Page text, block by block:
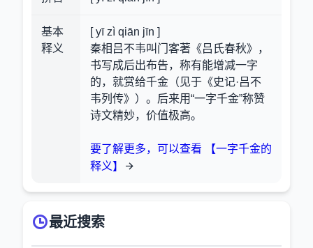
基本
释义
[ yī zì qiān jīn ]
秦相吕不韦叫门客著《吕氏春秋》，
书写成后出布告，称有能增减一字
的，就赏给千金（见于《史记·吕不
韦列传》）。后来用“一字千金”称赞
诗文精妙，价值极高。
要了解更多，可以查看 【一字千金的
释义】
最近搜索